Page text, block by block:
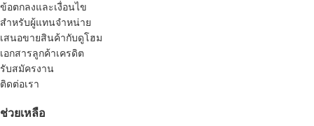
ข้อตกลงและเงื่อนไข
สำหรับผู้แทนจำหน่าย
เสนอขายสินค้ากับดูโฮม
เอกสารลูกค้าเครดิต
รับสมัครงาน
ติดต่อเรา
ช่วยเหลือ